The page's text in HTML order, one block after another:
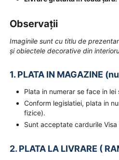
Observații
Imaginile sunt cu titlu de
și obiectele decorative din
1. PLATA IN MAGAZINE
Plata in numerar se face in
Conform legislatiei, plata in
fizice).
Sunt acceptate cardurile
2. PLATA LA LIVRARE (